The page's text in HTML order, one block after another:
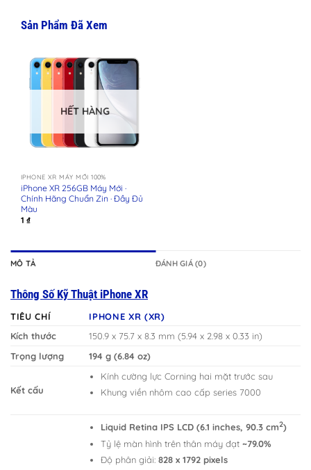
Sản Phẩm Đã Xem
HẾT HÀNG
IPHONE XR MÁY MỚI 100%
iPhone XR 256GB Máy Mới ·
Chính Hãng Chuẩn Zin · Đầy Đủ
Màu
1 ₫
MÔ TẢ ĐÁNH GIÁ (0)
Thông Số Kỹ Thuật iPhone XR
TIÊU CHÍ
IPHONE XR (XR)
Kích thước
150.9 x 75.7 x 8.3 mm (5.94 x 2.98 x 0.33 in)
Trọng lượng
194 g (6.84 oz)
Kết cấu
Kính cường lực Corning hai mặt trước sau
Khung viền nhôm cao cấp series 7000
Liquid Retina IPS LCD (6.1 inches, 90.3 cm2)
Tỷ lệ màn hình trên thân máy đạt~79.0%
Độ phân giải:828 x 1792 pixels